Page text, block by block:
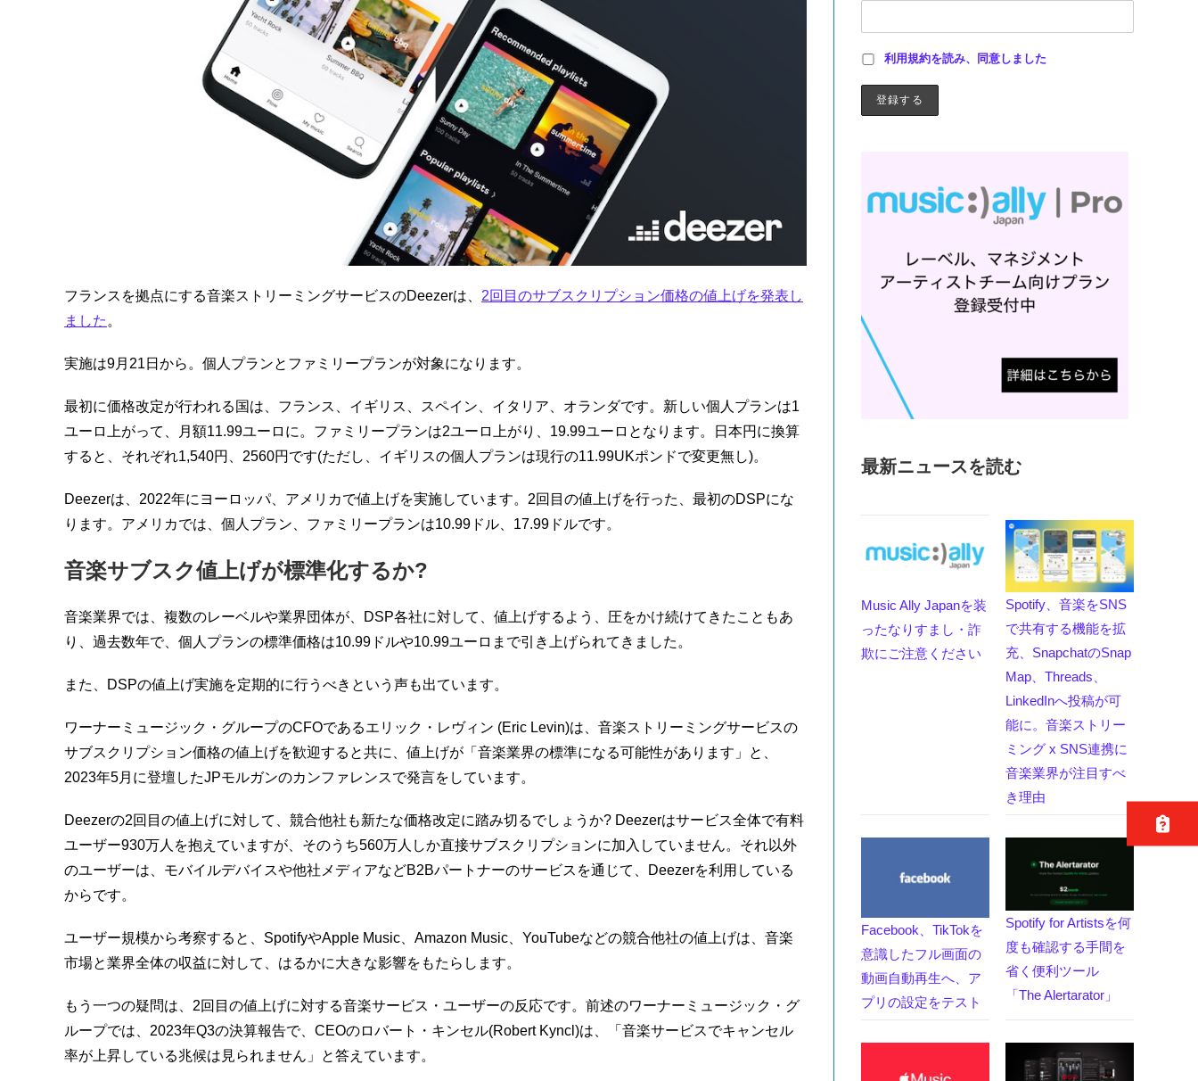
フランスを拠点にする音楽ストリーミングサービスのDeezerは、 2回目のサブスクリプション価格の値 上げを発表し
ました 。
実施は9月21日から。個人プランとファミリープランが対象になります。
最初に価格改定が行われる国は、フランス、イギリス、スペイン、 イタリア、オランダです。新しい個人プランは1
ユーロ上がって、
月額11.99ユーロに。ファミリープランは2ユーロ上がり、 19.99ユーロとなります。日本円に換算
すると、それぞれ1,540円、2560円です(ただし、 イギリスの個人プランは現行の11.99UKポンドで変更無し)。
Deezerは、2022年にヨーロッパ、 アメリカで値上げを実施しています。2回目の値上げを行った、 最初のDSPにな
ります。アメリカでは、個人プラン、 ファミリープランは10.99ドル、17.99ドルです。
音楽サブスク値上げが標準化するか?
音楽業界では、複数のレーベルや業界団体が、 DSP各社に対して、値上げするよう、 圧をかけ続けてきたこともあ
り、過去数年で、 個人プランの標準価格は10.99ドルや10.99ユーロまで引き上げられてきました。
また、 DSPの値上げ実施を定期的に行うべきという声も出ています。
ワーナーミュージック・グループのCFOであるエリック・ レヴィン (Eric Levin)は、 音楽ストリーミングサービスの
サブスクリプション価格の値上げを歓迎すると共に、値上げが「 音楽業界の標準になる可能性があります」と、
2023年5月に登壇したJPモルガンのカンファレンスで発言を しています。
Deezerの2回目の値上げに対して、 競合他社も新たな価格改定に踏み切るでしょうか? Deezerはサービス全体で有料
ユーザー930万人を抱えてい ますが、 そのうち560万人しか直接サブスクリプションに加入していません。それ以外
のユーザーは、 モバイルデバイスや他社メディアなどB2Bパートナーのサービス を通じて、Deezerを利用している
からです。
ユーザー規模から考察すると、SpotifyやApple Music、Amazon Music、YouTubeなどの競合他社の値上げは、 音楽
市場と業界全体の収益に対して、 はるかに大きな影響をもたらします。
もう一つの疑問は、2回目の値上げに対する音楽サービス・ ユーザーの反応です。前述のワーナーミュージック・ グ
ループでは、2023年Q3の決算報告で、CEOのロバート・ キンセル(Robert Kyncl)は、「 音楽サービスでキャンセル
率が上昇している兆候は見られません」
と答えています。
利用規約を読み、同意しました
最新ニュースを読む
Music Ally Japanを装
ったなりすまし・詐
欺にご注意ください
Spotify、音楽をSNS
で共有する機能を拡
充、SnapchatのSnap
Map、Threads、
LinkedInへ投稿が可
能に。音楽ストリー
ミング x SNS連携に
音楽業界が注目すべ
き理由
Facebook、TikTokを
意識したフル画面の
動画自動再生へ、ア
プリの設定をテスト
Spotify for Artistsを何
度も確認する手間を
省く便利ツール
「The Alertarator」